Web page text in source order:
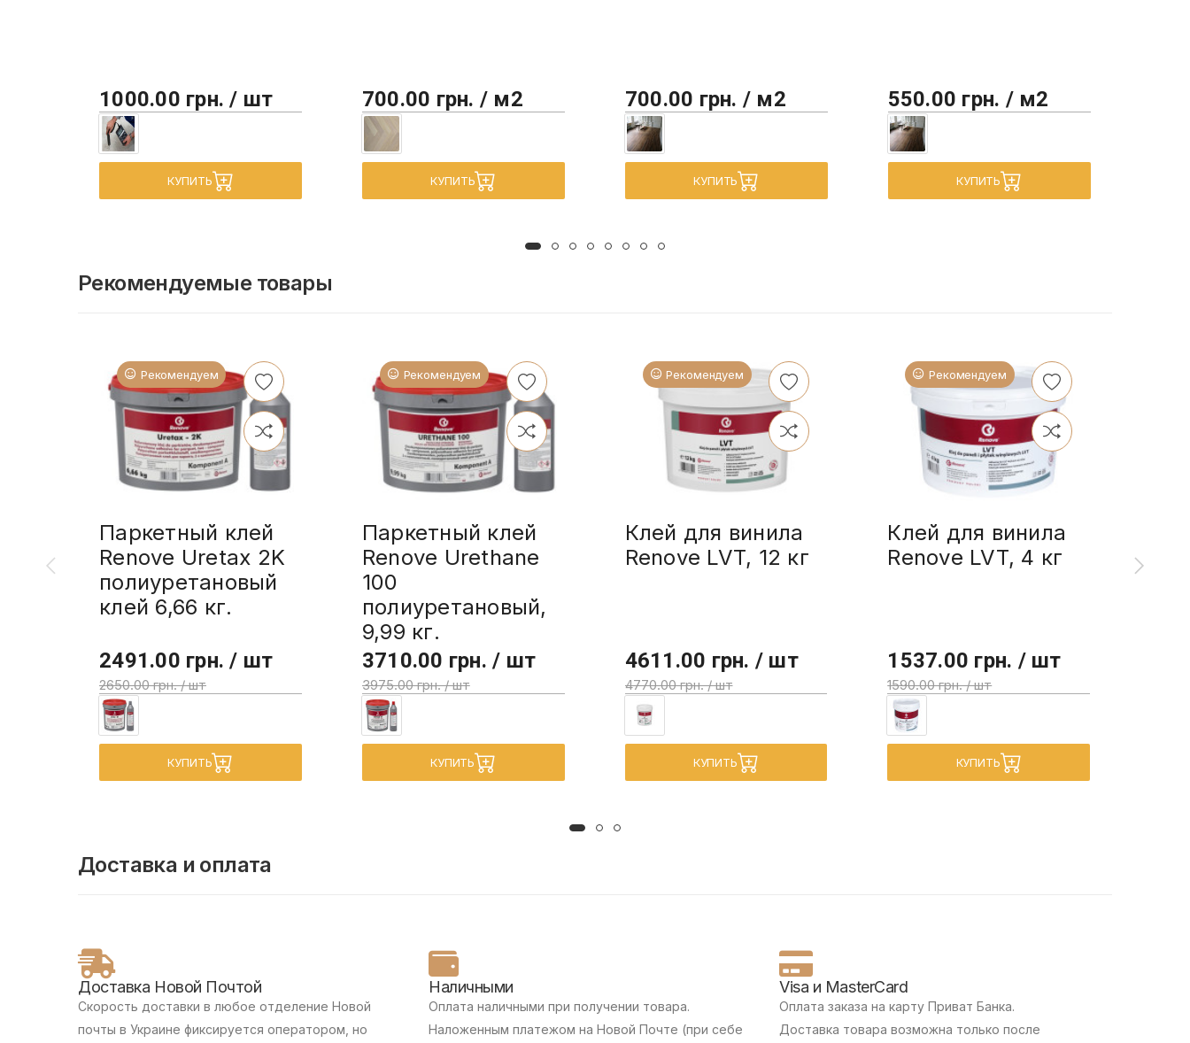
1000.00 грн. / шт
КУПИТЬ
700.00 грн. / м2
КУПИТЬ
700.00 грн. / м2
КУПИТЬ
550.00 грн. / м2
КУПИТЬ
Рекомендуемые товары
Рекомендуем
Паркетный клей
Renove Uretax 2K
полиуретановый
клей 6,66 кг.
2491.00 грн. / шт
2650.00 грн. / шт
КУПИТЬ
Рекомендуем
Паркетный клей
Renove Urethane
100
полиуретановый,
9,99 кг.
3710.00 грн. / шт
3975.00 грн. / шт
КУПИТЬ
Рекомендуем
Клей для винила
Renove LVT, 12 кг
4611.00 грн. / шт
4770.00 грн. / шт
КУПИТЬ
Рекомендуем
Клей для винила
Renove LVT, 4 кг
1537.00 грн. / шт
1590.00 грн. / шт
КУПИТЬ
Доставка и оплата
Доставка Новой Почтой
Скорость доставки в любое отделение Новой
почты в Украине фиксируется оператором, но
Наличными
Оплата наличными при получении товара.
Наложенным платежом на Новой Почте (при себе
Visa и MasterCard
Оплата заказа на карту Приват Банка.
Доставка товара возможна только после